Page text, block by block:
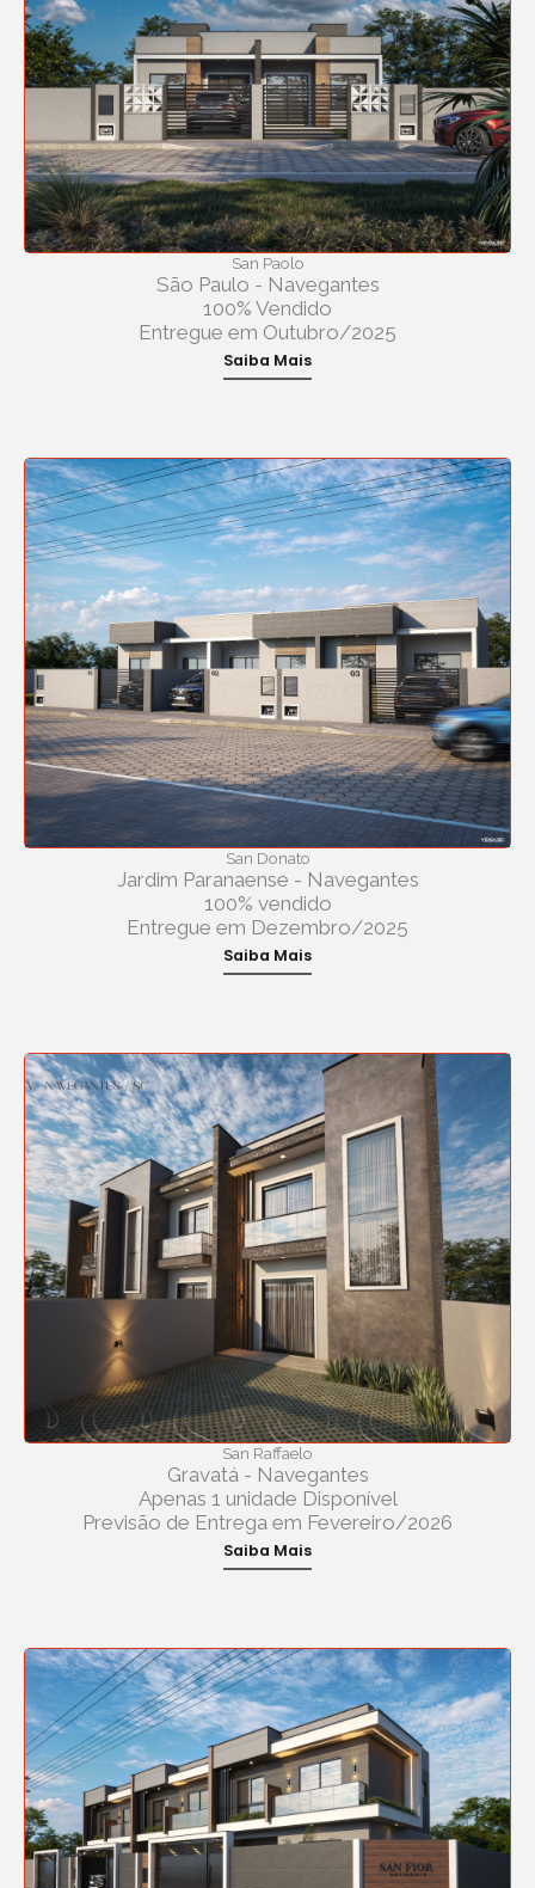
San Paolo
São Paulo - Navegantes
100% Vendido
Entregue em Outubro/2025
Saiba Mais
San Donato
Jardim Paranaense - Navegantes
100% vendido
Entregue em Dezembro/2025
Saiba Mais
San Raffaelo
Gravatá - Navegantes
Apenas 1 unidade Disponível
Previsão de Entrega em Fevereiro/2026
Saiba Mais